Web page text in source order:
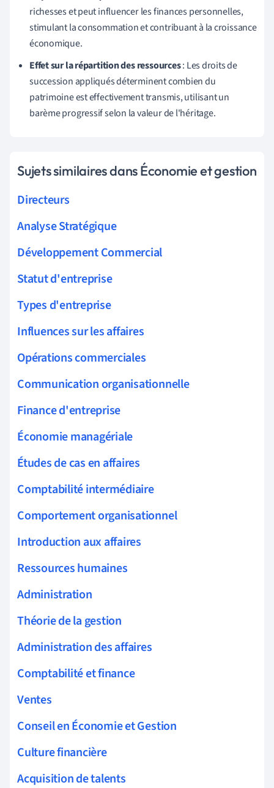
richesses et peut influencer les finances personnelles,
stimulant la consommation et contribuant à la croissance
économique.
Effet sur la répartition des ressources: Les droits de
succession appliqués déterminent combien du
patrimoine est effectivement transmis, utilisant un
barème progressif selon la valeur de l'héritage.
Sujets similaires dans Économie et gestion
Directeurs
Analyse Stratégique
Développement Commercial
Statut d'entreprise
Types d'entreprise
Influences sur les affaires
Opérations commerciales
Communication organisationnelle
Finance d'entreprise
Économie managériale
Études de cas en affaires
Comptabilité intermédiaire
Comportement organisationnel
Introduction aux affaires
Ressources humaines
Administration
Théorie de la gestion
Administration des affaires
Comptabilité et finance
Ventes
Conseil en Économie et Gestion
Culture financière
Acquisition de talents